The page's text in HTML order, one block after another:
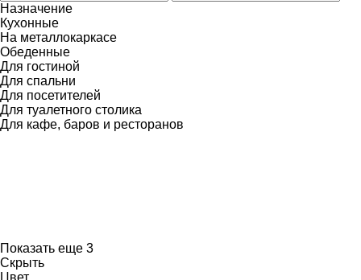
Назначение
Кухонные
На металлокаркасе
Обеденные
Для гостиной
Для спальни
Для посетителей
Для туалетного столика
Для кафе, баров и ресторанов
Показать еще 3
Скрыть
Цвет